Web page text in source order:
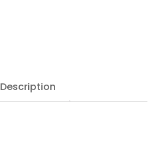
Description